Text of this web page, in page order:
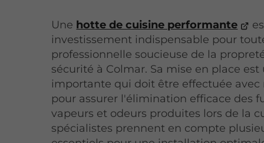
Une hotte de cuisine performante
investissement indispensable pour
professionnelle soucieuse de la
sécurité à Colmar. Sa mise en place est
importante qui doit être effectuée avec
pour assurer l'élimination efficace des
vapeurs et odeurs produites lors de la
spécialistes prennent en compte